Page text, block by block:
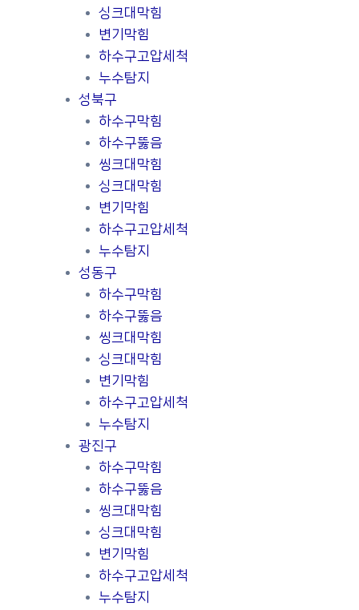
싱크대막힘
변기막힘
하수구고압세척
누수탐지
성북구
하수구막힘
하수구뚫음
씽크대막힘
싱크대막힘
변기막힘
하수구고압세척
누수탐지
성동구
하수구막힘
하수구뚫음
씽크대막힘
싱크대막힘
변기막힘
하수구고압세척
누수탐지
광진구
하수구막힘
하수구뚫음
씽크대막힘
싱크대막힘
변기막힘
하수구고압세척
누수탐지